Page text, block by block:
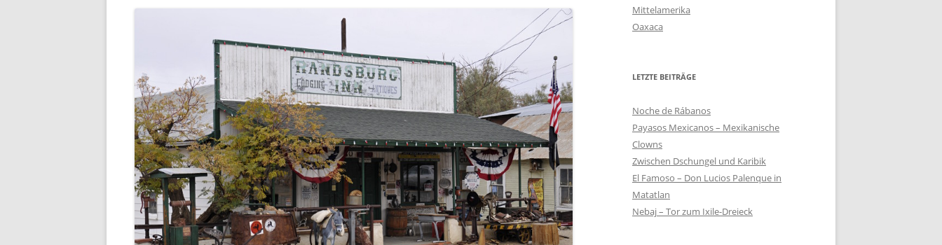
Mittelamerika
Oaxaca
LETZTE BEITRÄGE
Noche de Rábanos
Payasos Mexicanos – Mexikanische
Clowns
Zwischen Dschungel und Karibik
El Famoso – Don Lucios Palenque in
Matatlan
Nebaj – Tor zum Ixile-Dreieck